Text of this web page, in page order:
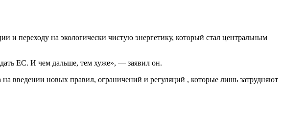
и переходу на экологически чистую энергетику, который стал центральным
ЕС. И чем дальше, тем хуже», — заявил он.
введении новых правил, ограничений и регуляций , которые лишь затрудняют